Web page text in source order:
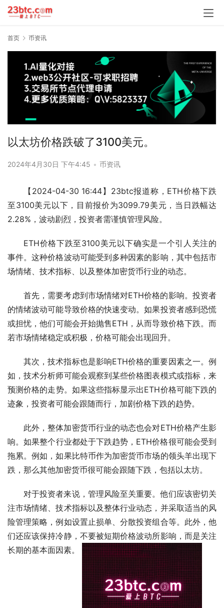
首页 币资讯
以太坊价格跌破了3100美元。
2024年4月30日 下午4:45 • 币资讯
【2024-04-30 16:44】23btc报道称，ETH价格下跌
至3100美元以下，目前报价为3099.79美元，当日跌幅达
2.28%，波动剧烈，投资者需谨慎管理风险。
ETH价格下跌至3100美元以下确实是一个引人关注的
事件。这种价格波动可能受到多种因素的影响，其中包括市
场情绪、技术指标、以及整体加密货币行业的动态。
首先，需要考虑到市场情绪对ETH价格的影响。投资者
的情绪波动可能导致价格的快速变动。如果投资者感到恐慌
或担忧，他们可能会开始抛售ETH，从而导致价格下跌。而
若市场情绪稳定或积极，价格可能会出现回升。
其次，技术指标也是影响ETH价格的重要因素之一。例
如，技术分析师可能会观察到某些价格图表模式或指标，来
预测价格的走势。如果这些指标显示出ETH价格可能下跌的
迹象，投资者可能会跟随而行，加剧价格下跌的趋势。
此外，整体加密货币行业的动态也会对ETH价格产生影
响。如果整个行业都处于下跌趋势，ETH价格很可能会受到
拖累。例如，如果比特币作为加密货币市场的领头羊出现下
跌，那么其他加密货币很可能会跟随下跌，包括以太坊。
对于投资者来说，管理风险至关重要。他们应该密切关
注市场情绪、技术指标以及整体行业动态，并采取适当的风
险管理策略，例如设置止损单、分散投资组合等。此外，他
们还应该保持冷静，不要被短期价格波动所影响，而是关注
长期的基本面因素。